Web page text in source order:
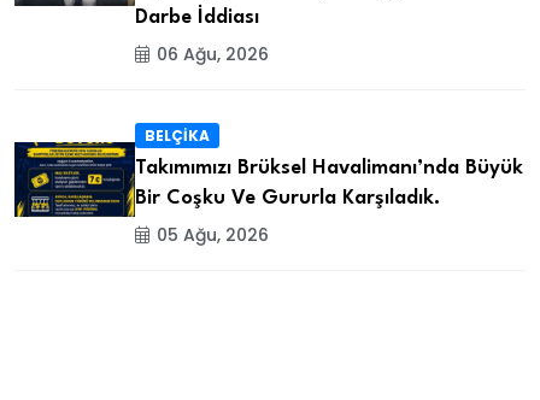
Darbe İddiası
06 Ağu, 2026
BELÇİKA
Takımımızı Brüksel Havalimanı’nda Büyük
Bir Coşku Ve Gururla Karşıladık.
05 Ağu, 2026